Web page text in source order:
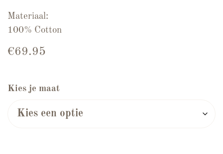
Materiaal:
100% Cotton
€69.95
Kies je maat